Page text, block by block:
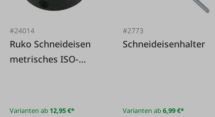
#24014
Ruko Schneideisen
metrisches ISO-
Varianten ab 12,95 €*
#2773
Schneideisenhalter
Varianten ab6,99 €*